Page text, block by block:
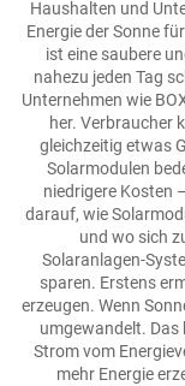
Haushalten und
Energie der Sonne
ist eine saubere
nahezu jeden Tag
Unternehmen wie
her. Verbraucher
gleichzeitig etwas
Solarmodulen
niedrigere Kosten
darauf, wie
und wo sich
Solaranlagen-
sparen. Erstens
erzeugen. Wenn
umgewandelt. Das
Strom vom
mehr Energie